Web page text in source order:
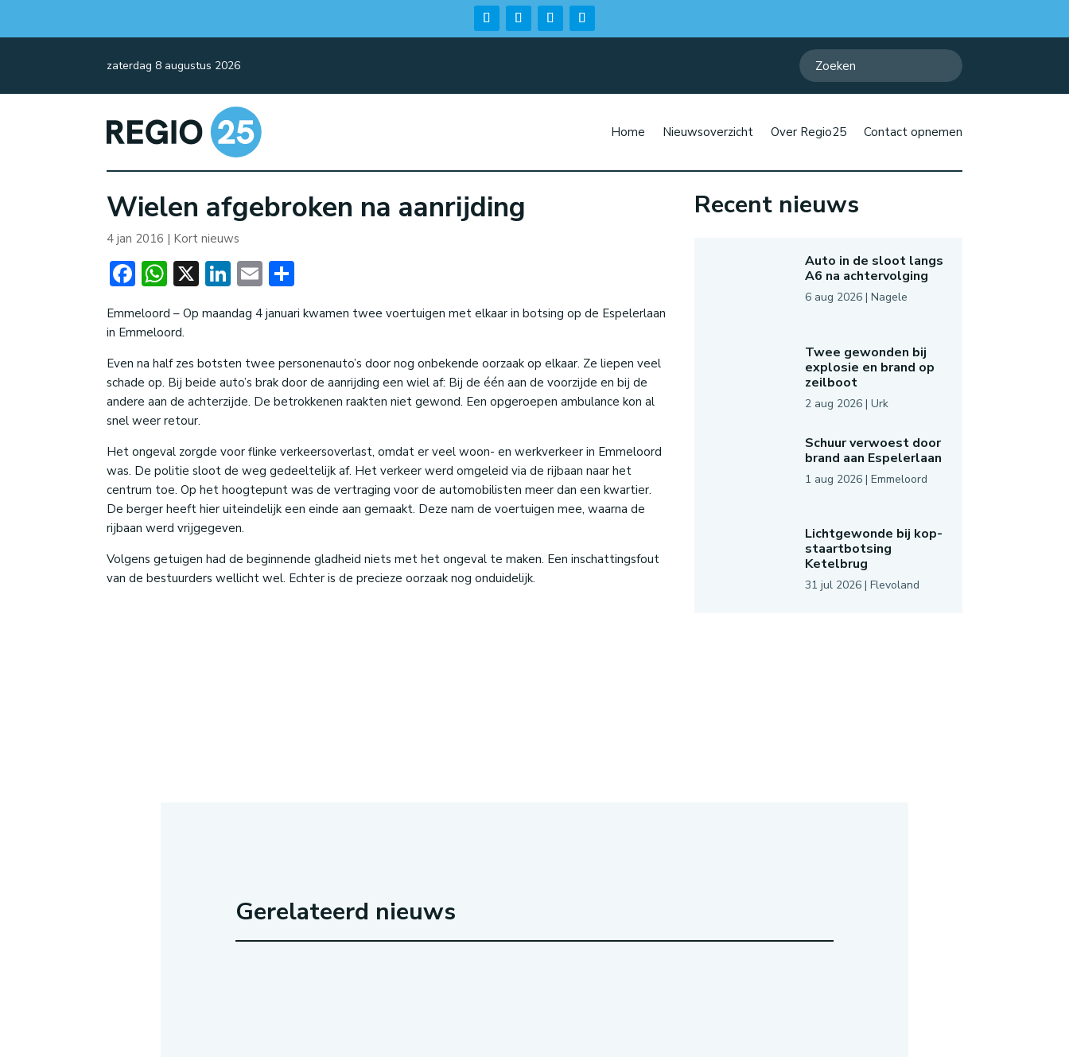
zaterdag 8 augustus 2026
Home Nieuwsoverzicht Over Regio25 Contact opnemen
Wielen afgebroken na aanrijding
4 jan 2016 | Kort nieuws
Facebook
WhatsApp
X LinkedIn
Email
Emmeloord – Op maandag 4 januari kwamen twee voertuigen met elkaar in botsing op de Espelerlaan
in Emmeloord.
Even na half zes botsten twee personenauto’s door nog onbekende oorzaak op elkaar. Ze liepen veel
schade op. Bij beide auto’s brak door de aanrijding een wiel af: Bij de één aan de voorzijde en bij de
andere aan de achterzijde. De betrokkenen raakten niet gewond. Een opgeroepen ambulance kon al
snel weer retour.
Het ongeval zorgde voor flinke verkeersoverlast, omdat er veel woon- en werkverkeer in Emmeloord
was. De politie sloot de weg gedeeltelijk af. Het verkeer werd omgeleid via de rijbaan naar het
centrum toe. Op het hoogtepunt was de vertraging voor de automobilisten meer dan een kwartier.
De berger heeft hier uiteindelijk een einde aan gemaakt. Deze nam de voertuigen mee, waarna de
rijbaan werd vrijgegeven.
Volgens getuigen had de beginnende gladheid niets met het ongeval te maken. Een inschattingsfout
van de bestuurders wellicht wel. Echter is de precieze oorzaak nog onduidelijk.
Recent nieuws
Auto in de sloot langs
A6 na achtervolging
6 aug 2026| Nagele
Twee gewonden bij
explosie en brand op
zeilboot
2 aug 2026| Urk
Schuur verwoest door
brand aan Espelerlaan
1 aug 2026| Emmeloord
Lichtgewonde bij kop-
staartbotsing
Ketelbrug
31 jul 2026| Flevoland
Gerelateerd nieuws